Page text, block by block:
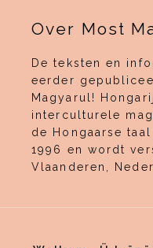
Over Most
De teksten en
eerder
Magyarul!
interculturele
de Hongaarse
1996 en wordt
Vlaanderen,